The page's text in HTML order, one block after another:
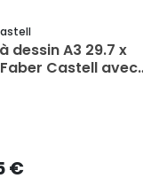
dessin A3 29.7 x
Castell avec
€ AU PANIER